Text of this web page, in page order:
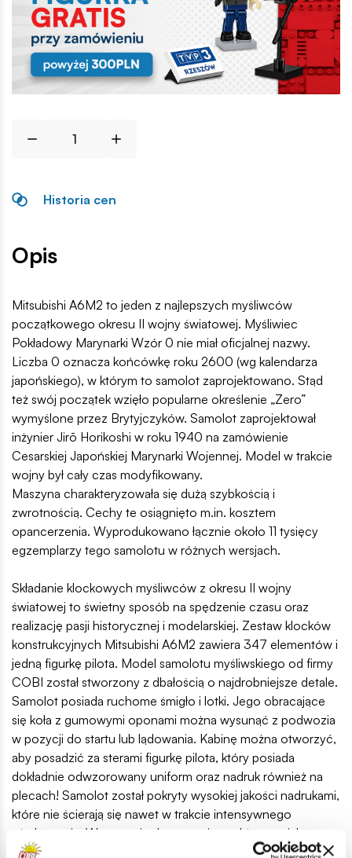
Historia cen
Opis
Mitsubishi A6M2 to jeden z najlepszych myśliwców
początkowego okresu II wojny światowej. Myśliwiec
Pokładowy Marynarki Wzór 0 nie miał oficjalnej nazwy.
Liczba 0 oznacza końcówkę roku 2600 (wg kalendarza
japońskiego), w którym to samolot zaprojektowano. Stąd
też swój początek wzięło popularne określenie „Zero”
wymyślone przez Brytyjczyków. Samolot zaprojektował
inżynier Jirō Horikoshi w roku 1940 na zamówienie
Cesarskiej Japońskiej Marynarki Wojennej. Model w trakcie
wojny był cały czas modyfikowany.
Maszyna charakteryzowała się dużą szybkością i
zwrotnością. Cechy te osiągnięto m.in. kosztem
opancerzenia. Wyprodukowano łącznie około 11 tysięcy
egzemplarzy tego samolotu w różnych wersjach.
Składanie klockowych myśliwców z okresu II wojny
światowej to świetny sposób na spędzenie czasu oraz
realizację pasji historycznej i modelarskiej. Zestaw klocków
konstrukcyjnych Mitsubishi A6M2 zawiera 347 elementów i
jedną figurkę pilota. Model samolotu myśliwskiego od firmy
COBI został stworzony z dbałością o najdrobniejsze detale.
Samolot posiada ruchome śmigło i lotki. Jego obracające
się koła z gumowymi oponami można wysunąć z podwozia
w pozycji do startu lub lądowania. Kabinę można otworzyć,
aby posadzić za sterami figurkę pilota, który posiada
dokładnie odwzorowany uniform oraz nadruk również na
plecach! Samolot został pokryty wysokiej jakości nadrukami,
które nie ścierają się nawet w trakcie intensywnego
użytkowania. W zestawie dostępna jest także specjalna
podstawka, która uatrakcyjnia ekspozycję modelu oraz